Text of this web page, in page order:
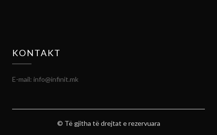
KONTAKT
E-mail: info@infinit.mk
© Të gjitha të drejtat e rezervuara